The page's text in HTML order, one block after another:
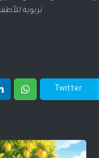
تربوية
Twitter